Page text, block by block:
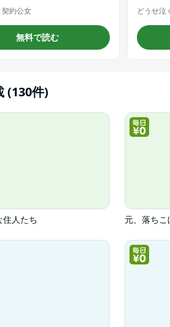
約公女
無料で読む
どうせ泣
(130件)
住人たち